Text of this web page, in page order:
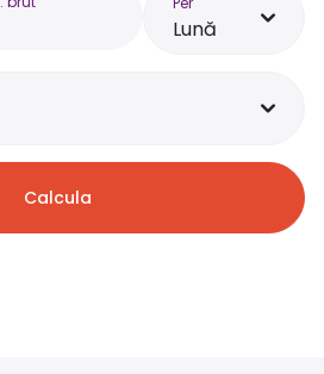
Lună
Calcula